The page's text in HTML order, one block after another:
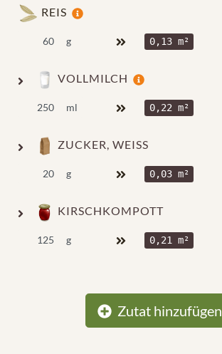
REIS
g 0,13 m²
VOLLMILCH
ml 0,22 m²
ZUCKER, WEISS
g 0,03 m²
KIRSCHKOMPOTT
g 0,21 m²
Zutat hinzufügen